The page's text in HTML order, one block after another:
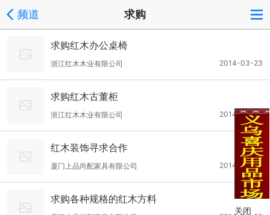
频道 求购
求购红木办公桌椅
2014-03-23
浙江红木木业有限公司
求购红木古董柜
2014-03-23
浙江红木木业有限公司
红木装饰寻求合作
2014-03-23
厦门上品尚配家具有限公司
求购各种规格的红木方料
关闭